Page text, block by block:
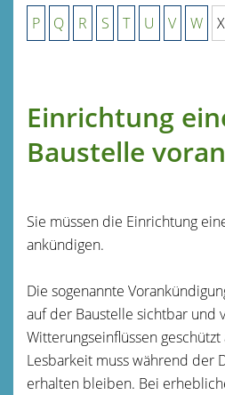
P Q R S T U V W X
Einrichtung
Baustelle
Sie müssen die Einrichtung
ankündigen.
Die sogenannte
auf der Baustelle sichtbar und
Witterungseinflüssen geschützt
Lesbarkeit muss während der
erhalten bleiben. Bei